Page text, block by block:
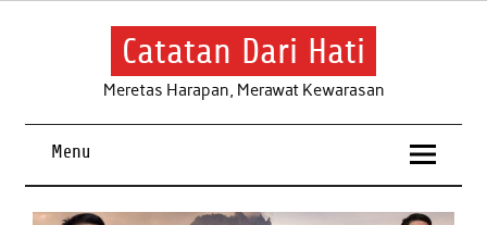
Skip
Catatan Dari Hati
Meretas Harapan, Merawat Kewarasan
Menu